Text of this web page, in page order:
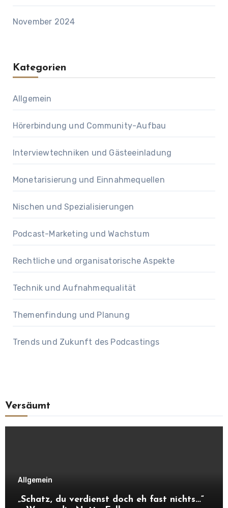
November 2024
Kategorien
Allgemein
Hörerbindung und Community-Aufbau
Interviewtechniken und Gästeeinladung
Monetarisierung und Einnahmequellen
Nischen und Spezialisierungen
Podcast-Marketing und Wachstum
Rechtliche und organisatorische Aspekte
Technik und Aufnahmequalität
Themenfindung und Planung
Trends und Zukunft des Podcastings
Versäumt
Allgemein
„Schatz, du verdienst doch eh fast nichts…“